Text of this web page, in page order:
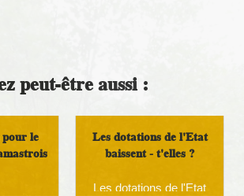
peut-être aussi :
pour le
Les dotations de l'Etat
baissent - t'elles ?
Les dotations de l'Etat